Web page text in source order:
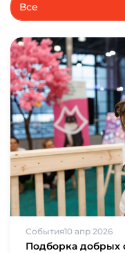
Все
События10 апр 2026
Подборка добрых